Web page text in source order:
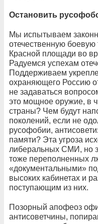
Остановить
Мы испытываем
отечественную
Красной площади во
Радуемся успехам
Поддерживаем
охраняющего Россию
не задаваться
это мощное оружие, в
страны? Чем будут
поколений, если не
русофобии,
памяти? Эта угроза
либеральных СМИ, но
тоже переполненных
«документальными»
высоких кабинетах и
поступающим из них.
Позорный апофеоз
антисоветчины,